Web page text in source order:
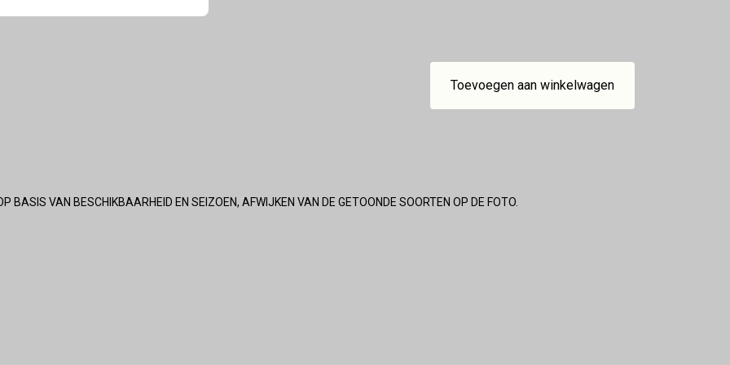
Toevoegen aan winkelwagen
BASIS VAN BESCHIKBAARHEID EN SEIZOEN, AFWIJKEN VAN DE GETOONDE SOORTEN OP DE FOTO.